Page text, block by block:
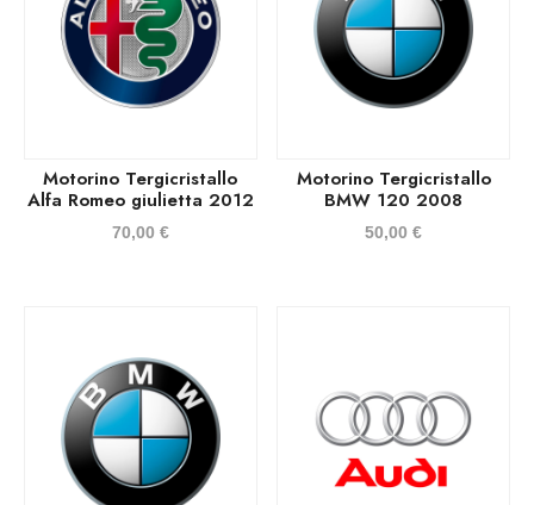
Motorino Tergicristallo
Alfa Romeo giulietta 2012
70,00 €
Motorino Tergicristallo
BMW 120 2008
50,00€